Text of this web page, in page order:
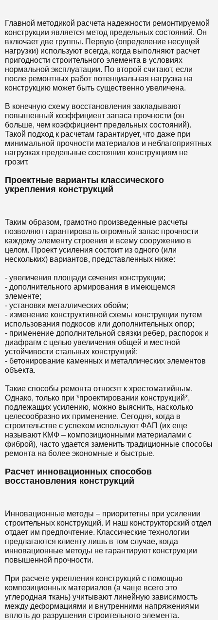
Главной методикой расчета надежности ремонтируемой
конструкции является метод предельных состояний. Он
включает две группы. Первую (определение несущей
нагрузки) используют всегда, когда выполняют расчет
пригодности строительного элемента в условиях
нормальной эксплуатации. По второй считают, если
после ремонтных работ потенциальная нагрузка на
конструкцию может быть существенно увеличена.
В конечную схему восстановления закладывают
повышенный коэффициент запаса прочности (он
больше, чем коэффициент предельных состояний).
Такой подход к расчетам гарантирует, что даже при
минимальной прочности материалов и неблагоприятных
нагрузках предельные состояния конструкциям не
грозит.
Проектные варианты классического
укрепления конструкций
Таким образом, грамотно произведенные расчеты
позволяют гарантировать огромный запас прочности
каждому элементу строения и всему сооружению в
целом. Проект усиления состоит из одного (или
нескольких) вариантов, представленных ниже:
- увеличения площади сечения конструкции;
- дополнительного армирования в имеющемся
элементе;
- установки металлических обойм;
- изменение конструктивной схемы конструкции путем
использования подкосов или дополнительных опор;
- применение дополнительной связки ребер, распорок и
диафрагм с целью увеличения общей и местной
устойчивости стальных конструкций;
- бетонирование каменных и металлических элементов
объекта.
Такие способы ремонта относят к хрестоматийным.
Однако, только при *проектировании конструкций*,
подлежащих усилению, можно выяснить, насколько
целесообразно их применение. Сегодня, когда в
строительстве с успехом используют ФАП (их еще
называют КМФ – композиционными материалами с
фиброй), часто удается заменить традиционные способы
ремонта на более экономные и быстрые.
Расчет инновационных способов
восстановления конструкций
Инновационные методы – приоритетны при усилении
строительных конструкций. И наш конструкторский отдел
отдает им предпочтение. Классические технологии
предлагаются клиенту лишь в том случае, когда
инновационные методы не гарантируют конструкции
повышенной прочности.
При расчете укрепления конструкций с помощью
композиционных материалов (а чаще всего это
углеродная ткань) учитывают линейную зависимость
между деформациями и внутренними напряжениями
вплоть до разрушения строительного элемента.